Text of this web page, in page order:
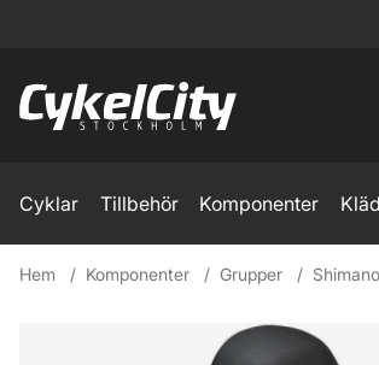
Cyklar Tillbehör Komponenter
Hem Komponenter Grupper
Produktbilder Shimano GRX ST-RX820